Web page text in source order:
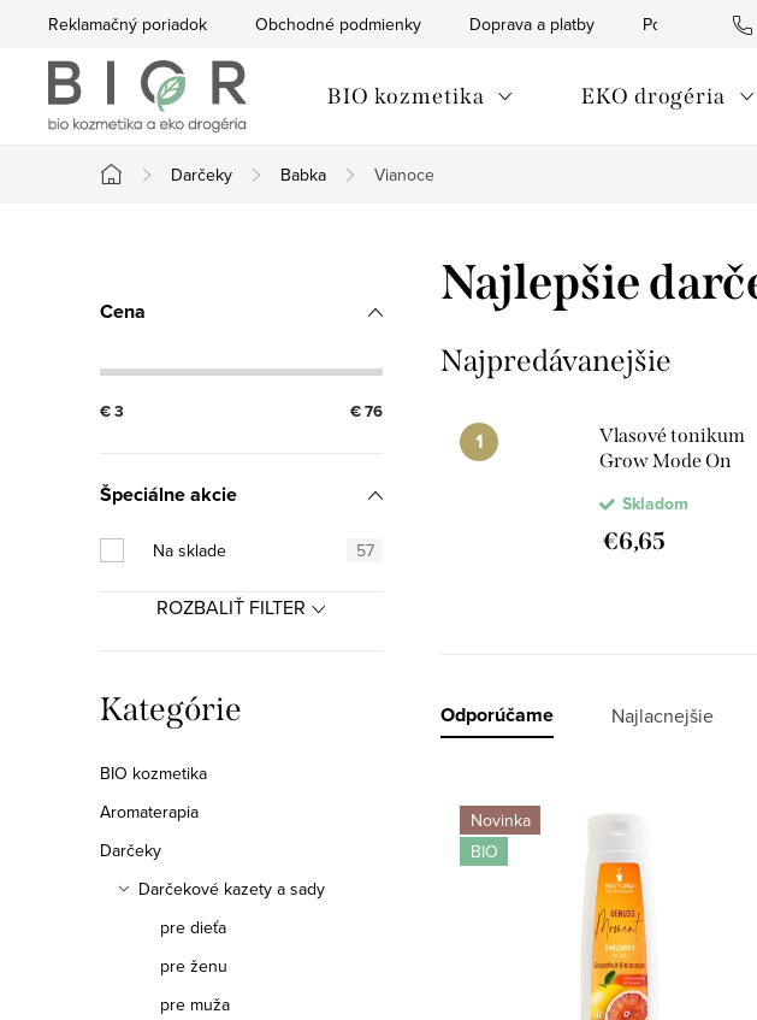
Reklamačný poriadok Obchodné podmienky Doprava a platby Podmienky
BIO kozmetika EKO drogéria
Domov
Darčeky Babka Vianoce
o
č
n
p
a
l
Cena
€3 €76
Špeciálne akcie
Na sklade 57
ROZBALIŤ FILTER
Preskočiť
kategórie
Kategórie
BIO kozmetika
Aromaterapia
Darčeky
Darčekové kazety a sady
pre dieťa
pre ženu
pre muža
Najlepšie
Najpredávanejšie
Vlasové tonikum
Grow Mode On
Skladom
€6,65
R
d
Odporúčame Najlacnejšie
VNovinka
BIO